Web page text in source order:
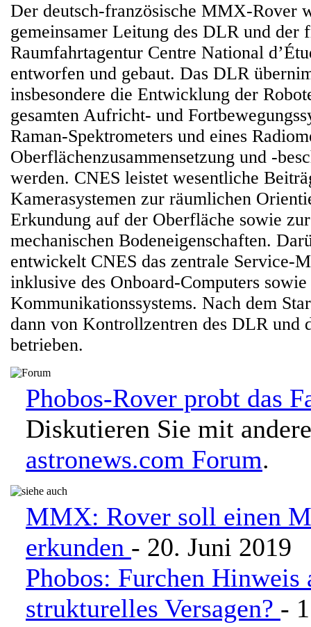
Der deutsch-französische MMX-Rover
gemeinsamer Leitung des DLR und der
Raumfahrtagentur Centre National
entworfen und gebaut. Das DLR
insbesondere die Entwicklung der
gesamten Aufricht- und
Raman-Spektrometers und eines
Oberflächenzusammensetzung und -
werden. CNES leistet wesentliche
Kamerasystemen zur räumlichen
Erkundung auf der Oberfläche sowie
mechanischen Bodeneigenschaften.
entwickelt CNES das zentrale Service-
inklusive des Onboard-Computers
Kommunikationssystems. Nach dem
dann von Kontrollzentren des DLR und
betrieben.
Phobos-Rover probt das
Diskutieren Sie mit
astronews.com Forum.
MMX: Rover soll einen
erkunden - 20. Juni 2019
Phobos: Furchen Hinweis
strukturelles Versagen? -